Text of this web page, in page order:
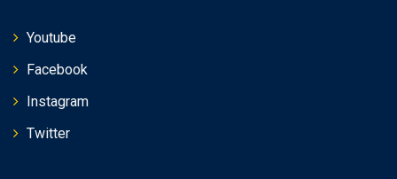
Youtube
Facebook
Instagram
Twitter